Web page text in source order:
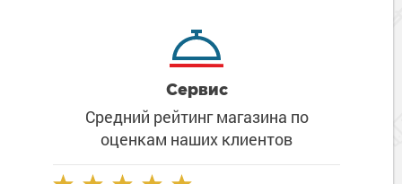
Сервис
Средний рейтинг магазина по
оценкам наших клиентов